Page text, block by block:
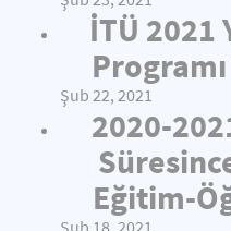
İTÜ 2021
Şub 22, 2021
2020-
Eğitim-